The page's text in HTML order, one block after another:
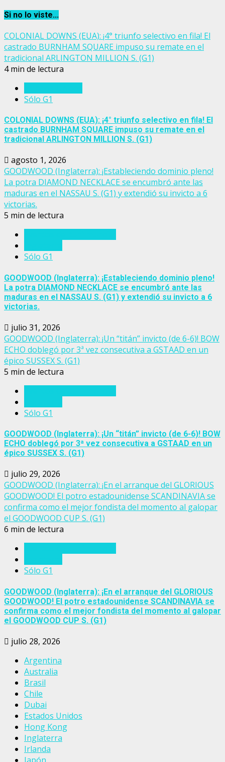
Si no lo viste...
COLONIAL DOWNS (EUA): ¡4° triunfo selectivo en fila! El
castrado BURNHAM SQUARE impuso su remate en el
tradicional ARLINGTON MILLION S. (G1)
4 min de lectura
Sólo G1
COLONIAL DOWNS (EUA): ¡4° triunfo selectivo en fila! El
castrado BURNHAM SQUARE impuso su remate en el
tradicional ARLINGTON MILLION S. (G1)
agosto 1, 2026
GOODWOOD (Inglaterra): ¡Estableciendo dominio pleno!
La potra DIAMOND NECKLACE se encumbró ante las
maduras en el NASSAU S. (G1) y extendió su invicto a 6
victorias.
5 min de lectura
Sólo G1
GOODWOOD (Inglaterra): ¡Estableciendo dominio pleno!
La potra DIAMOND NECKLACE se encumbró ante las
maduras en el NASSAU S. (G1) y extendió su invicto a 6
victorias.
julio 31, 2026
GOODWOOD (Inglaterra): ¡Un “titán” invicto (de 6-6)! BOW
ECHO doblegó por 3ª vez consecutiva a GSTAAD en un
épico SUSSEX S. (G1)
5 min de lectura
Sólo G1
GOODWOOD (Inglaterra): ¡Un “titán” invicto (de 6-6)! BOW
ECHO doblegó por 3ª vez consecutiva a GSTAAD en un
épico SUSSEX S. (G1)
julio 29, 2026
GOODWOOD (Inglaterra): ¡En el arranque del GLORIOUS
GOODWOOD! El potro estadounidense SCANDINAVIA se
confirma como el mejor fondista del momento al galopar
el GOODWOOD CUP S. (G1)
6 min de lectura
Sólo G1
GOODWOOD (Inglaterra): ¡En el arranque del GLORIOUS
GOODWOOD! El potro estadounidense SCANDINAVIA se
confirma como el mejor fondista del momento al galopar
el GOODWOOD CUP S. (G1)
julio 28, 2026
Argentina
Australia
Brasil
Chile
Dubai
Estados Unidos
Hong Kong
Inglaterra
Irlanda